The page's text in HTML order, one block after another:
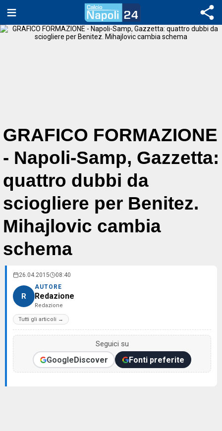
GRAFICO FORMAZIONE
- Napoli-Samp, Gazzetta:
quattro dubbi da
sciogliere per Benitez.
Mihajlovic cambia
schema
26.04.2015 08:40
R
AUTORE
Redazione
Redazione
Tutti gli articoli →
Seguici su
GoogleDiscover Fonti preferite